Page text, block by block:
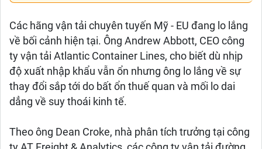
Các hãng vận tải chuyên tuyến Mỹ - EU đang lo lắng
về bối cảnh hiện tại. Ông Andrew Abbott, CEO công
ty vận tải Atlantic Container Lines, cho biết dù nhịp
độ xuất nhập khẩu vẫn ổn nhưng ông lo lắng về sự
thay đổi sắp tới do bất ổn thuế quan và mối lo dai
dẳng về suy thoái kinh tế.
Theo ông Dean Croke, nhà phân tích trưởng tại công